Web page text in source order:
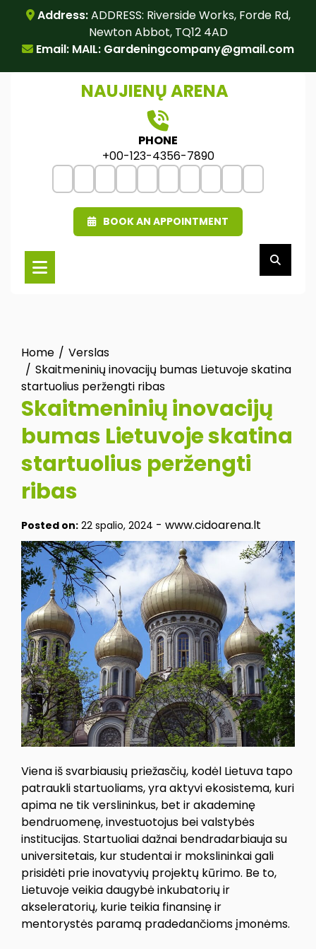
content
Address:ADDRESS: Riverside Works, Forde Rd,
Newton Abbot, TQ12 4AD
Email: MAIL: Gardeningcompany@gmail.com
NAUJIENŲ ARENA
PHONE
+00-123-4356-7890
BOOK AN APPOINTMENT
Home
Verslas
Skaitmeninių inovacijų bumas Lietuvoje skatina
startuolius peržengti ribas
Skaitmeninių inovacijų
bumas Lietuvoje skatina
startuolius peržengti
ribas
Posted on: 22 spalio, 2024 - www.cidoarena.lt
Viena iš svarbiausių priežasčių, kodėl Lietuva tapo
patraukli startuoliams, yra aktyvi ekosistema, kuri
apima ne tik verslininkus, bet ir akademinę
bendruomenę, investuotojus bei valstybės
institucijas. Startuoliai dažnai bendradarbiauja su
universitetais, kur studentai ir mokslininkai gali
prisidėti prie inovatyvių projektų kūrimo. Be to,
Lietuvoje veikia daugybė inkubatorių ir
akseleratorių, kurie teikia finansinę ir
mentorystės paramą pradedančioms įmonėms.